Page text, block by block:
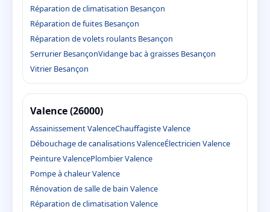
Réparation de climatisation Besançon
Réparation de fuites Besançon
Réparation de volets roulants Besançon
Serrurier BesançonVidange bac à graisses Besançon
Vitrier Besançon
Valence (26000)
Assainissement ValenceChauffagiste Valence
Débouchage de canalisations ValenceÉlectricien Valence
Peinture ValencePlombier Valence
Pompe à chaleur Valence
Rénovation de salle de bain Valence
Réparation de climatisation Valence